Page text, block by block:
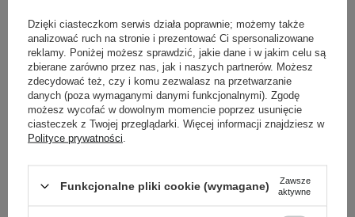
52,00 zł
DODAJ DO KOSZYKA
134,00 zł
100,50 zł
DODAJ DO KOSZYKA
Dzięki ciasteczkom serwis działa poprawnie; możemy także
analizować ruch na stronie i prezentować Ci spersonalizowane
reklamy. Poniżej możesz sprawdzić, jakie dane i w jakim celu są
zbierane zarówno przez nas, jak i naszych partnerów. Możesz
zdecydować też, czy i komu zezwalasz na przetwarzanie
danych (poza wymaganymi danymi funkcjonalnymi). Zgodę
możesz wycofać w dowolnym momencie poprzez usunięcie
ciasteczek z Twojej przeglądarki. Więcej informacji znajdziesz w
Polityce prywatności
Funkcjonalne pliki cookie (wymagane)
Zawsze
aktywne